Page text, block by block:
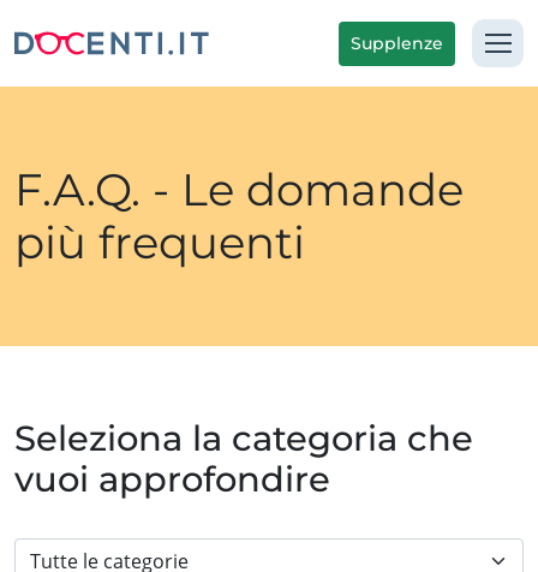
Supplenze
F.A.Q. - Le domande
più frequenti
Seleziona la categoria che
vuoi approfondire